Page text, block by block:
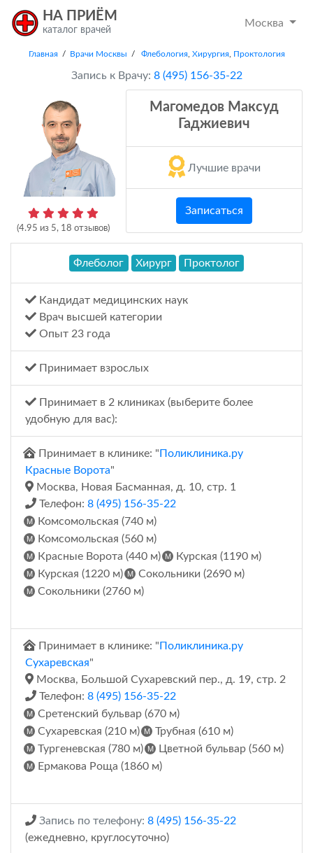
НА ПРИЁМ
каталог врачей
Москва
Главная / Врачи Москвы / Флебология Хирургия Проктология
Запись к Врачу: 8 (495) 156-35-22
(4.95 из 5, 18 отзывов)
Магомедов Максуд
Гаджиевич
Лучшие врачи
Записаться
Флеболог Хирург Проктолог
Кандидат медицинских наук
Врач высшей категории
Опыт 23 года
Принимает взрослых
Принимает в 2 клиниках (выберите более
удобную для вас):
Принимает в клинике: " Поликлиника.ру
Красные Ворота"
Москва, Новая Басманная, д. 10, стр. 1
Телефон: 8 (495) 156-35-22
Комсомольская (740 м)
Комсомольская (560 м)
Красные Ворота (440 м)
Курская (1190 м)
Курская (1220 м)
Сокольники (2690 м)
Сокольники (2760 м)
Принимает в клинике: " Поликлиника.ру
Сухаревская"
Москва, Большой Сухаревский пер., д. 19, стр. 2
Телефон: 8 (495) 156-35-22
Сретенский бульвар (670 м)
Сухаревская (210 м)
Трубная (610 м)
Тургеневская (780 м)
Цветной бульвар (560 м)
Ермакова Роща (1860 м)
Запись по телефону: 8 (495) 156-35-22
(ежедневно, круглосуточно)